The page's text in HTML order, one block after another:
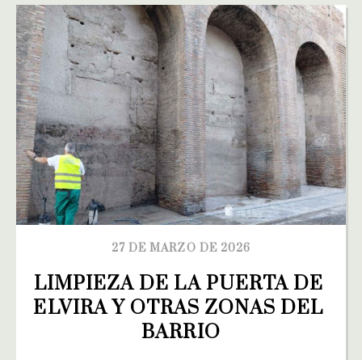
27 DE MARZO DE 2026
LIMPIEZA DE LA PUERTA DE
ELVIRA Y OTRAS ZONAS DEL
BARRIO